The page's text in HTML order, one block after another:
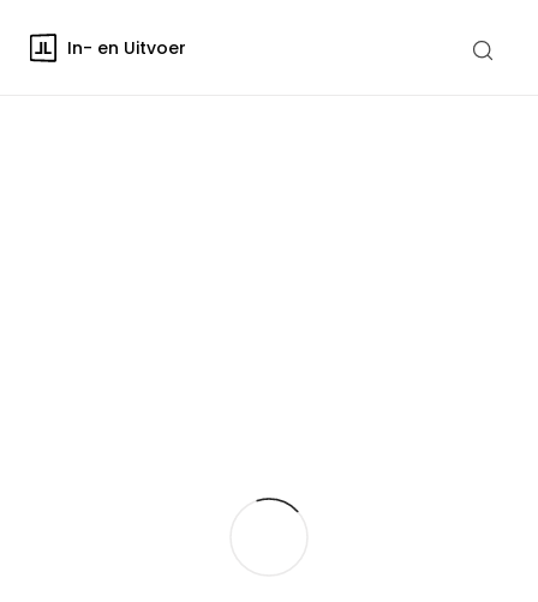
In- en Uitvoer